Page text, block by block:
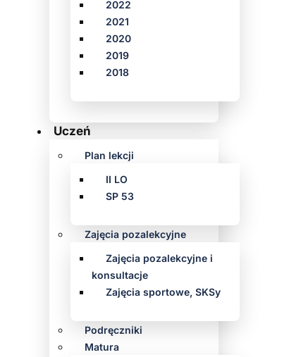
2022
2021
2020
2019
2018
Uczeń
Plan lekcji
II LO
SP 53
Zajęcia pozalekcyjne
Zajęcia pozalekcyjne i
konsultacje
Zajęcia sportowe, SKSy
Podręczniki
Matura